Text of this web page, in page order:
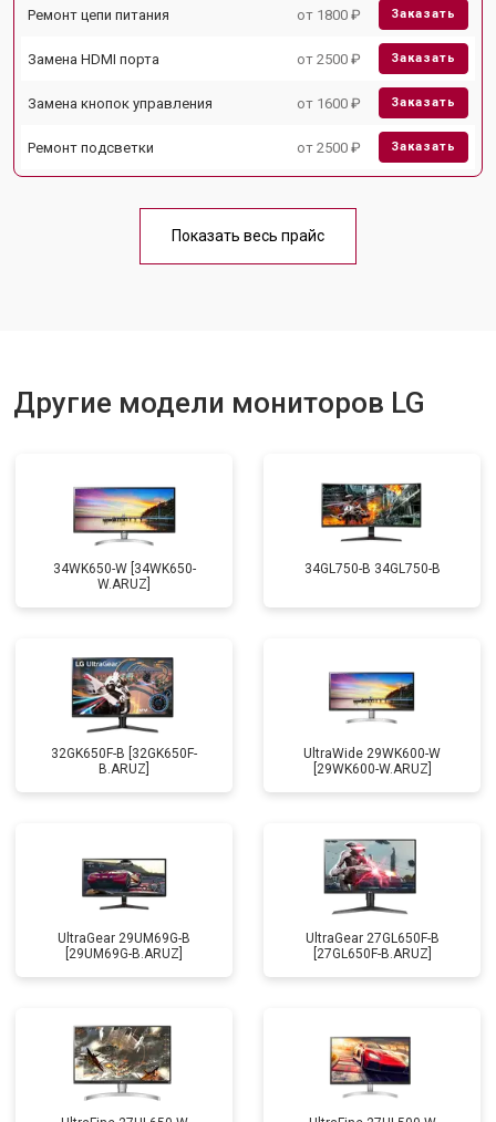
Ремонт цепи питания от 1800 ₽ Заказать
Замена HDMI порта от 2500 ₽ Заказать
Замена кнопок управления от 1600 ₽ Заказать
Ремонт подсветки от 2500 ₽ Заказать
Показать весь прайс
Другие модели мониторов LG
34WK650-W [34WK650-
W.ARUZ]
34GL750-B 34GL750-B
32GK650F-B [32GK650F-
B.ARUZ]
UltraWide 29WK600-W
[29WK600-W.ARUZ]
UltraGear 29UM69G-B
[29UM69G-B.ARUZ]
UltraGear 27GL650F-B
[27GL650F-B.ARUZ]